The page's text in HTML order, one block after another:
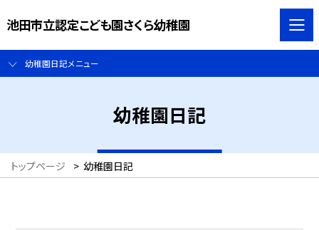
池田市立認定こども園さくら幼稚園
幼稚園日記メニュー
幼稚園日記
トップページ > 幼稚園日記